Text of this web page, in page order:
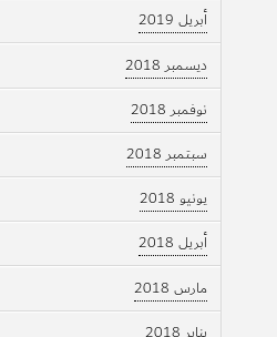
أبريل 2019
ديسمبر 2018
نوفمبر 2018
سبتمبر 2018
يونيو 2018
أبريل 2018
مارس 2018